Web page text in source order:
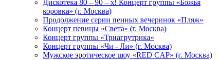
Дискотека 80 – 90 – х! Концерт группы «Божья
коровка» (г. Москва)
Продолжение серии пенных вечеринок «Пляж»
Концерт певицы «Света» (г. Москва)
Концерт группы «Триагрутрика»
Концерт группы «Чи - Ли» (г. Москва)
Мужское эротическое шоу «RED CAP» (г. Москва)